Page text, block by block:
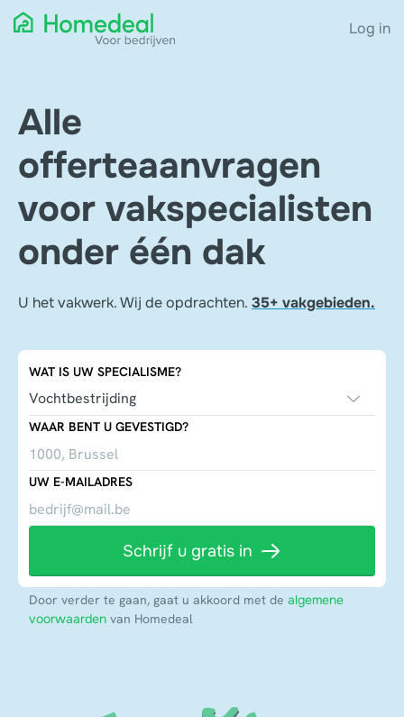
Log in
Alle
offerteaanvragen
voor vakspecialisten
onder één dak
U het vakwerk. Wij de opdrachten. 35+ vakgebieden.
WAT IS UW SPECIALISME?
WAAR BENT U GEVESTIGD?
UW E-MAILADRES
Schrijf u gratis in
Door verder te gaan, gaat u akkoord met de algemene
voorwaarden van Homedeal